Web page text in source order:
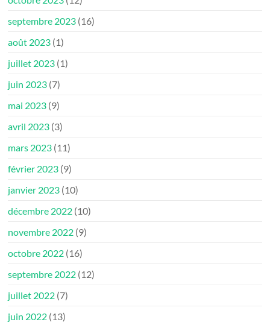
septembre 2023 (16)
août 2023 (1)
juillet 2023 (1)
juin 2023 (7)
mai 2023 (9)
avril 2023 (3)
mars 2023 (11)
février 2023 (9)
janvier 2023 (10)
décembre 2022 (10)
novembre 2022 (9)
octobre 2022 (16)
septembre 2022 (12)
juillet 2022 (7)
juin 2022 (13)